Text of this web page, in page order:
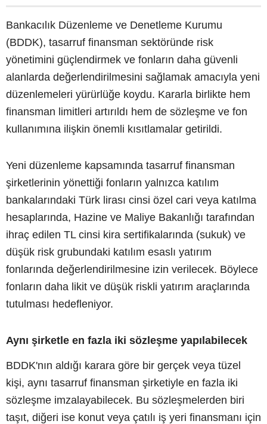
Bankacılık Düzenleme ve Denetleme Kurumu
(BDDK), tasarruf finansman sektöründe risk
yönetimini güçlendirmek ve fonların daha güvenli
alanlarda değerlendirilmesini sağlamak amacıyla yeni
düzenlemeleri yürürlüğe koydu. Kararla birlikte hem
finansman limitleri artırıldı hem de sözleşme ve fon
kullanımına ilişkin önemli kısıtlamalar getirildi.
Yeni düzenleme kapsamında tasarruf finansman
şirketlerinin yönettiği fonların yalnızca katılım
bankalarındaki Türk lirası cinsi özel cari veya katılma
hesaplarında, Hazine ve Maliye Bakanlığı tarafından
ihraç edilen TL cinsi kira sertifikalarında (sukuk) ve
düşük risk grubundaki katılım esaslı yatırım
fonlarında değerlendirilmesine izin verilecek. Böylece
fonların daha likit ve düşük riskli yatırım araçlarında
tutulması hedefleniyor.
Aynı şirketle en fazla iki sözleşme yapılabilecek
BDDK'nın aldığı karara göre bir gerçek veya tüzel
kişi, aynı tasarruf finansman şirketiyle en fazla iki
sözleşme imzalayabilecek. Bu sözleşmelerden biri
taşıt, diğeri ise konut veya çatılı iş yeri finansmanı için